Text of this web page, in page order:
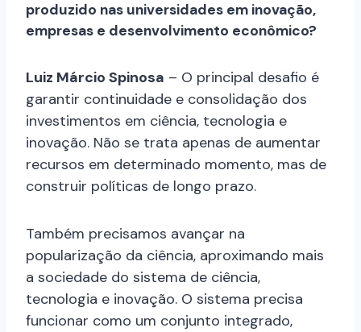
produzido nas universidades em inovação,
empresas e desenvolvimento econômico?
Luiz Márcio Spinosa – O principal desafio é
garantir continuidade e consolidação dos
investimentos em ciência, tecnologia e
inovação. Não se trata apenas de aumentar
recursos em determinado momento, mas de
construir políticas de longo prazo.
Também precisamos avançar na
popularização da ciência, aproximando mais
a sociedade do sistema de ciência,
tecnologia e inovação. O sistema precisa
funcionar como um conjunto integrado,